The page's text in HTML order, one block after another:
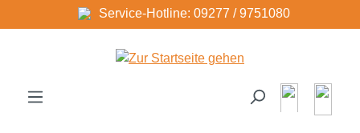
Zum Hauptinhalt springenService-Hotline: 09277 / 9751080